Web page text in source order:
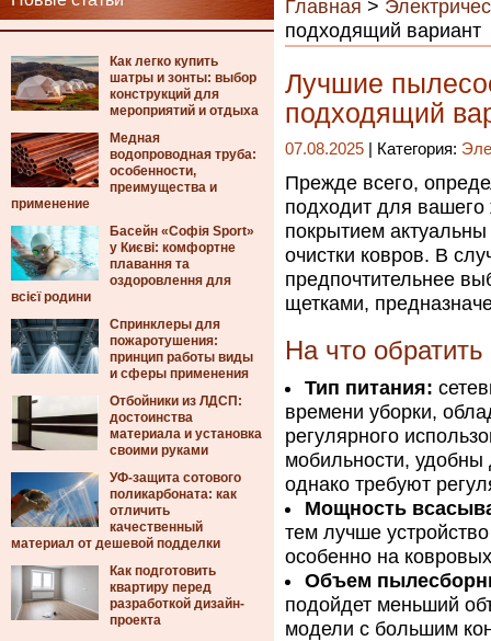
Как легко купить
шатры и зонты: выбор
конструкций для
мероприятий и отдыха
Медная
водопроводная труба:
особенности,
преимущества и
применение
Басейн «Софія Sport»
у Києві: комфортне
плавання та
оздоровлення для
всієї родини
Спринклеры для
пожаротушения:
принцип работы виды
и сферы применения
Отбойники из ЛДСП:
достоинства
материала и установка
своими руками
УФ-защита сотового
поликарбоната: как
отличить
качественный
материал от дешевой подделки
Как подготовить
квартиру перед
разработкой дизайн-
проекта
Главная >
подходящий вариант
Лучшие
подходящий
07.08.2025 | Категория:
Прежде всего,
подходит для
покрытием
очистки ковров. В
предпочтительнее
щетками,
На что
Тип питания:
времени уборки,
регулярного
мобильности,
однако требуют
Мощность
тем лучше
особенно на
Объем
подойдет меньший
модели с большим